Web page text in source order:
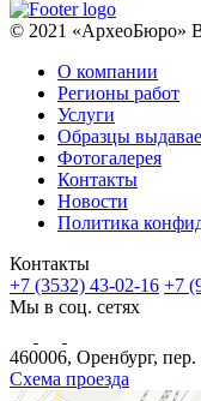
© 2021 «АрхеоБюро»
О компании
Регионы работ
Услуги
Образцы
Фотогалерея
Контакты
Новости
Политика
Контакты
+7 (3532) 43-02-16 +7
Мы в соц. сетях
460006, Оренбург,
Схема проезда